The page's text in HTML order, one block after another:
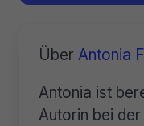
Über Antonia
Antonia ist
Autorin bei